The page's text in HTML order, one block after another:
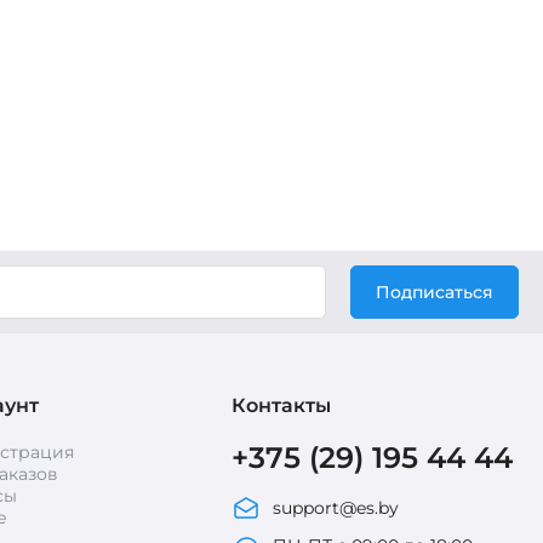
Подписаться
Контакты
+375 (29) 195 44 44
support@es.by